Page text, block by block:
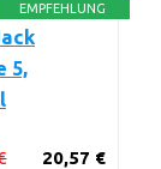
EMPFEHLUNG
5,
20,57 €